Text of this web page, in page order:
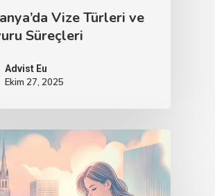
Vize Türleri ve
Süreçleri
Advist Eu
Ekim 27, 2025